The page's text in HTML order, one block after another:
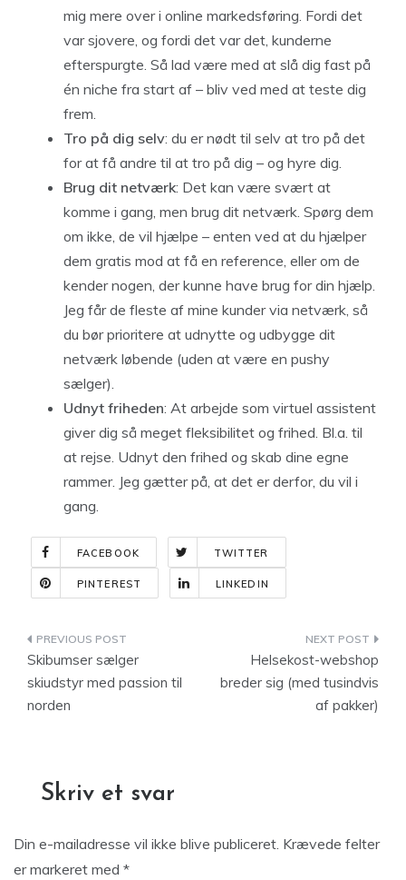
mig mere over i online markedsføring. Fordi det
var sjovere, og fordi det var det, kunderne
efterspurgte. Så lad være med at slå dig fast på
én niche fra start af – bliv ved med at teste dig
frem.
Tro på dig selv: du er nødt til selv at tro på det
for at få andre til at tro på dig – og hyre dig.
Brug dit netværk: Det kan være svært at
komme i gang, men brug dit netværk. Spørg dem
om ikke, de vil hjælpe – enten ved at du hjælper
dem gratis mod at få en reference, eller om de
kender nogen, der kunne have brug for din hjælp.
Jeg får de fleste af mine kunder via netværk, så
du bør prioritere at udnytte og udbygge dit
netværk løbende (uden at være en pushy
sælger).
Udnyt friheden: At arbejde som virtuel assistent
giver dig så meget fleksibilitet og frihed. Bl.a. til
at rejse. Udnyt den frihed og skab dine egne
rammer. Jeg gætter på, at det er derfor, du vil i
gang.
FACEBOOK TWITTER
PINTEREST LINKEDIN
Indlægsnavigation
Skibumser sælger
skiudstyr med passion til
norden
Helsekost-webshop
breder sig (med tusindvis
af pakker)
Skriv et svar
Din e-mailadresse vil ikke blive publiceret. Krævede felter
er markeret med *